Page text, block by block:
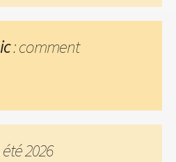
: comment
2026